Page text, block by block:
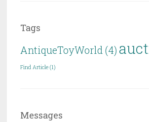
Tags
AntiqueToyWorld (4)
Find Article (1)
Messages